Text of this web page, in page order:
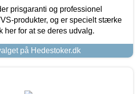
prisgaranti og professionel
produkter, og er specielt stærke
her for at se deres udvalg.
på Hedestoker.dk